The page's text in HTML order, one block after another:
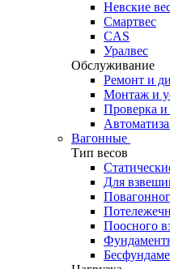
Невские
Смартвес
CAS
Уралвес
Обслуживание
Ремонт и
Монтаж и
Проверка и
Вагонные
Тип весов
Для
Поосного